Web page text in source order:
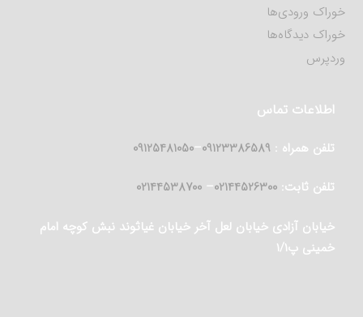
خوراک ورودی‌ها
خوراک دیدگاه‌ها
وردپرس
اطلاعات تماس
تلفن همراه : 09123386589
–
09125481050
تلفن ثابت: 02144526300
–
خیابان آزادی خیابان لعل آخر خیابان غیاثوند نبش کوچه امام
خمینی پ۱/۱